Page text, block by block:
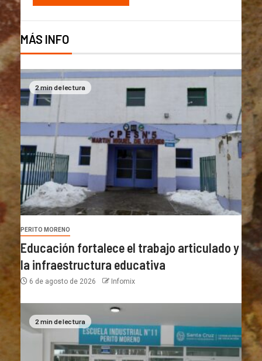
MÁS INFO
2 min de lectura
PERITO MORENO
Educación fortalece el trabajo articulado y
la infraestructura educativa
6 de agosto de 2026 Infomix
2 min de lectura